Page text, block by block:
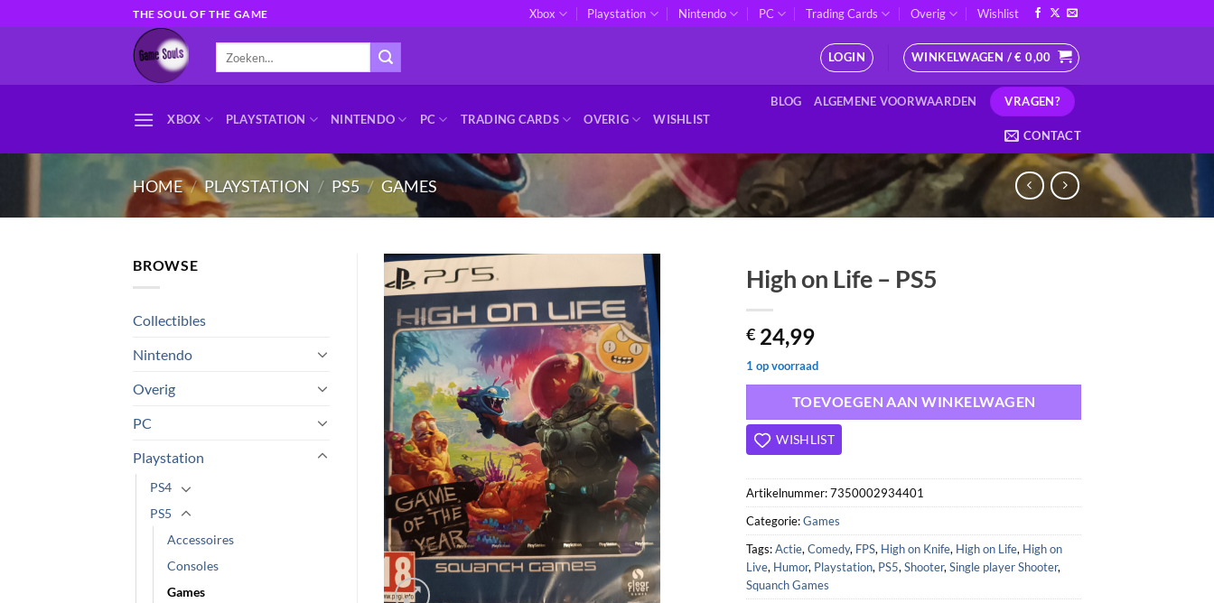
naar
THE SOUL OF THE GAME Xbox Playstation Nintendo PC Trading Cards Overig Wishlist
LOGIN WINKELWAGEN /€ 0,00
XBOX PLAYSTATION NINTENDO PC TRADING CARDS OVERIG WISHLIST
BLOG ALGEMENE VOORWAARDEN VRAGEN?
CONTACT
HOME / PLAYSTATION / PS5 / GAMES
BROWSE
Collectibles
Nintendo
Overig
PC
Playstation
PS4
PS5
Accessoires
Consoles
Games
Toevoegen
aan
verlanglijst
High on Life – PS5
€ 24,99
1 op voorraad
TOEVOEGEN AAN WINKELWAGEN
WISHLIST
Artikelnummer:7350002934401
Categorie:Games
Tags:Actie,Comedy, FPS, High on Knife, High on Life, High on
Live, Humor, Playstation, PS5,Shooter,Single player Shooter,
Squanch Games